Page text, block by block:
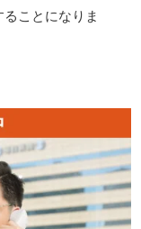
ことになりま